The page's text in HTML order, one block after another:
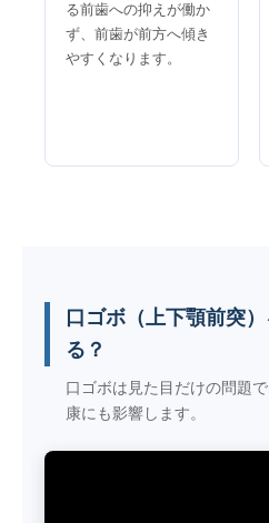
る前歯への抑えが働か
ず、前歯が前方へ傾き
やすくなります。
口ゴボ（上下顎前突
る？
口ゴボは見た目だけの問題
康にも影響します。